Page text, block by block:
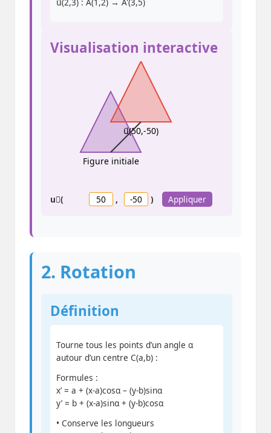
Visualisation interactive
Figure initiale
u⃗(50,-50)
u⃗( , ) Appliquer
2. Rotation
Définition
Tourne tous les points d’un angle α
autour d’un centre C(a,b) :
Formules :
x’ = a + (x-a)cosα – (y-b)sinα
y’ = b + (x-a)sinα + (y-b)cosα
• Conserve les longueurs